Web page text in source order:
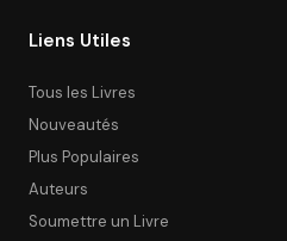
Liens Utiles
Tous les Livres
Nouveautés
Plus Populaires
Auteurs
Soumettre un Livre